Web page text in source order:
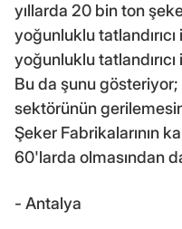
yıllarda 20 bin ton
yoğunluklu
yoğunluklu
Bu da şunu
sektörünün
Şeker Fabrikalarının
60'larda olmasından
- Antalya